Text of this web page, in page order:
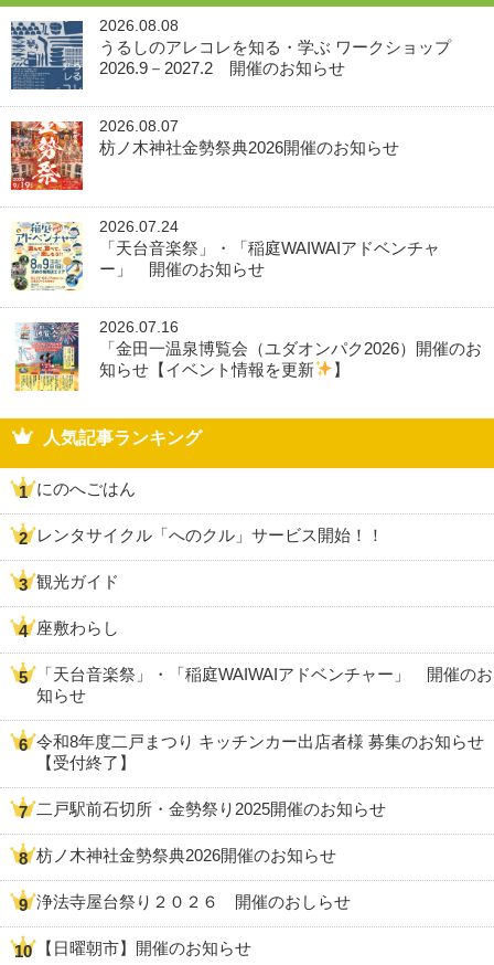
2026.08.08
うるしのアレコレを知る・学ぶ ワークショップ
2026.9－2027.2 開催のお知らせ
2026.08.07
枋ノ木神社金勢祭典2026開催のお知らせ
2026.07.24
「天台音楽祭」・「稲庭WAIWAIアドベンチャ
ー」 開催のお知らせ
2026.07.16
「金田一温泉博覧会（ユダオンパク2026）開催のお
知らせ【イベント情報を更新
】
人気記事ランキング
にのへごはん
レンタサイクル「へのクル」サービス開始！！
観光ガイド
座敷わらし
「天台音楽祭」・「稲庭WAIWAIアドベンチャー」 開催のお
知らせ
令和8年度二戸まつり キッチンカー出店者様 募集のお知らせ
【受付終了】
二戸駅前石切所・金勢祭り2025開催のお知らせ
枋ノ木神社金勢祭典2026開催のお知らせ
浄法寺屋台祭り２０２６ 開催のおしらせ
【日曜朝市】開催のお知らせ